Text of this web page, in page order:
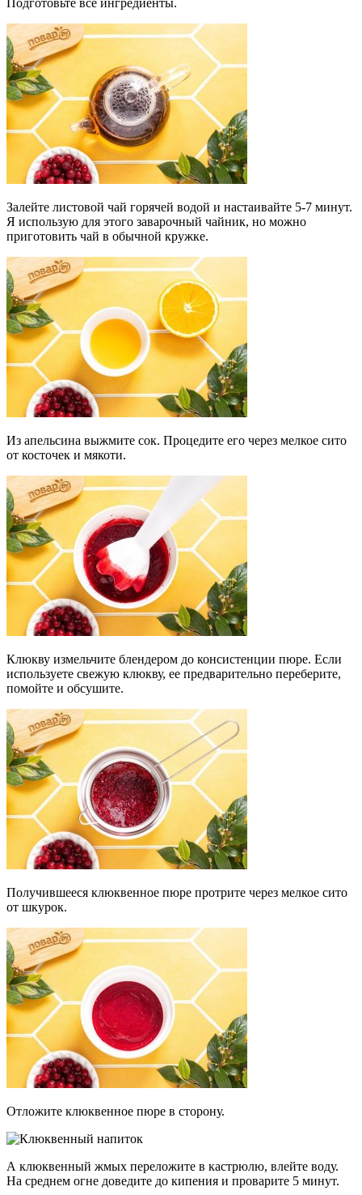
Подготовьте все ингредиенты.
Залейте листовой чай горячей водой и настаивайте 5-7 минут.
Я использую для этого заварочный чайник, но можно
приготовить чай в обычной кружке.
Из апельсина выжмите сок. Процедите его через мелкое сито
от косточек и мякоти.
Клюкву измельчите блендером до консистенции пюре. Если
используете свежую клюкву, ее предварительно переберите,
помойте и обсушите.
Получившееся клюквенное пюре протрите через мелкое сито
от шкурок.
Отложите клюквенное пюре в сторону.
А клюквенный жмых переложите в кастрюлю, влейте воду.
На среднем огне доведите до кипения и проварите 5 минут.